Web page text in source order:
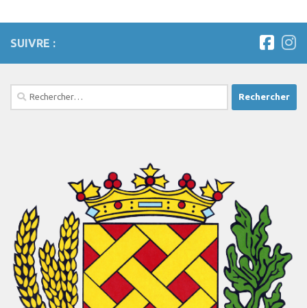
SUIVRE :
Rechercher :